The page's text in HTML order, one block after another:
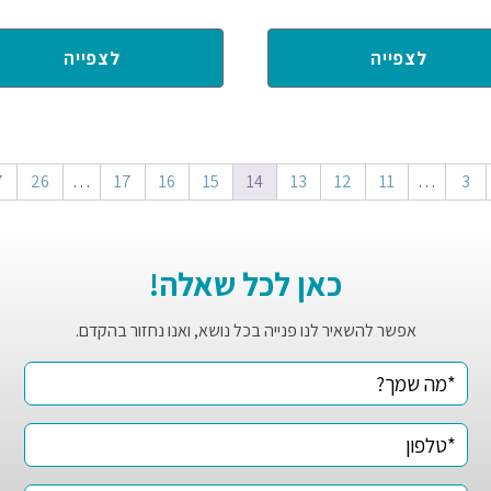
לצפייה לצפייה
3
…
11
12
13
14
15
16
17
…
26
כאן לכל שאלה!
אפשר להשאיר לנו פנייה בכל נושא, ואנו נחזור בהקדם.